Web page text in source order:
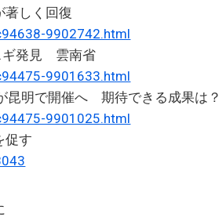
しく回復
9902742.html
ギ発見 雲南省
9901633.html
昆明で開催へ 期待できる成果は？
9901025.html
促す